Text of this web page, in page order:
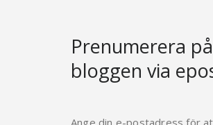
Prenumerera på
bloggen via
Ange din e-postadress för